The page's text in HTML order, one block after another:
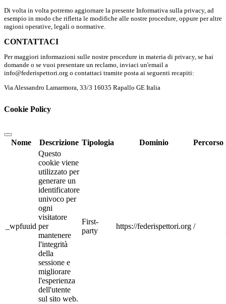
Di volta in volta potremo aggiornare la presente Informativa sulla privacy, ad
esempio in modo che rifletta le modifiche alle nostre procedure, oppure per altre
ragioni operative, legali o normative.
CONTATTACI
Per maggiori informazioni sulle nostre procedure in materia di privacy, se hai
domande o se vuoi presentare un reclamo, inviaci un'email a
info@federispettori.org o contattaci tramite posta ai seguenti recapiti:
Via Alessandro Lamarmora, 33/3 16035 Rapallo GE Italia
Cookie Policy
Nome Descrizione Tipologia Dominio Percorso
_wpfuuid
Questo
cookie viene
utilizzato per
generare un
identificatore
univoco per
ogni
visitatore
per
mantenere
l'integrità
della
sessione e
migliorare
l'esperienza
dell'utente
sul sito web.
First-
party
https://federispettori.org /